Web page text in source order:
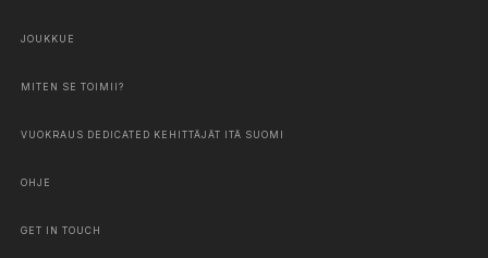
JOUKKUE
MITEN SE TOIMII?
VUOKRAUS DEDICATED KEHITTÄJÄT ITÄ SUOMI
OHJE
GET IN TOUCH